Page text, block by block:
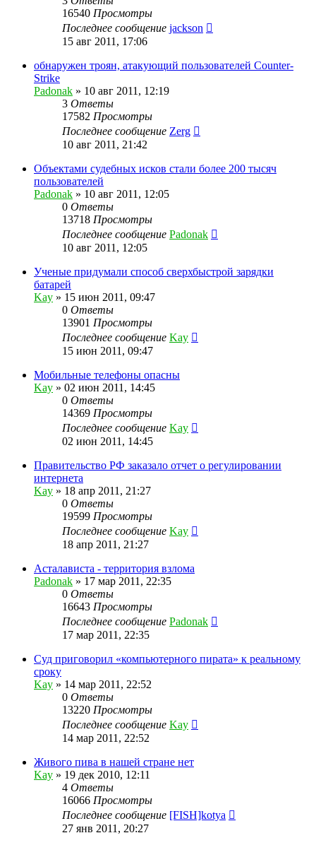
16540 Просмотры
Последнее сообщение jackson
15 авг 2011, 17:06
обнаружен троян, атакующий пользователей Counter-
Strike
Padonak » 10 авг 2011, 12:19
3 Ответы
17582 Просмотры
Последнее сообщение Zerg
10 авг 2011, 21:42
Объектами судебных исков стали более 200 тысяч
пользователей
Padonak » 10 авг 2011, 12:05
0 Ответы
13718 Просмотры
Последнее сообщение Padonak
10 авг 2011, 12:05
Ученые придумали способ сверхбыстрой зарядки
батарей
Kay » 15 июн 2011, 09:47
0 Ответы
13901 Просмотры
Последнее сообщение Kay
15 июн 2011, 09:47
Мобильные телефоны опасны
Kay » 02 июн 2011, 14:45
0 Ответы
14369 Просмотры
Последнее сообщение Kay
02 июн 2011, 14:45
Правительство РФ заказало отчет о регулировании
интернета
Kay » 18 апр 2011, 21:27
0 Ответы
19599 Просмотры
Последнее сообщение Kay
18 апр 2011, 21:27
Асталависта - территория взлома
Padonak » 17 мар 2011, 22:35
0 Ответы
16643 Просмотры
Последнее сообщение Padonak
17 мар 2011, 22:35
Суд приговорил «компьютерного пирата» к реальному
сроку
Kay » 14 мар 2011, 22:52
0 Ответы
13220 Просмотры
Последнее сообщение Kay
14 мар 2011, 22:52
Живого пива в нашей стране нет
Kay » 19 дек 2010, 12:11
4 Ответы
16066 Просмотры
Последнее сообщение [FISH]kotya
27 янв 2011, 20:27